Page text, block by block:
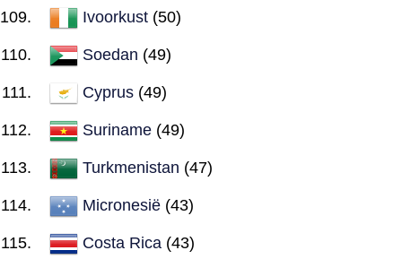
Ivoorkust (50)
Soedan (49)
Cyprus (49)
Suriname (49)
Turkmenistan (47)
Micronesië (43)
Costa Rica (43)